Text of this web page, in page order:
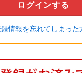
情報を忘れてしまった